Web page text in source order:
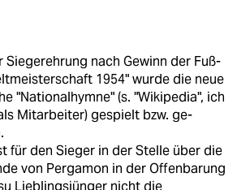
Siegerehrung nach Gewinn der Fuß-
1954" wurde die neue
"Nationalhymne" (s. "Wikipedia", ich
Mitarbeiter) gespielt bzw. ge-
für den Sieger in der Stelle über die
von Pergamon in der Offenbarung